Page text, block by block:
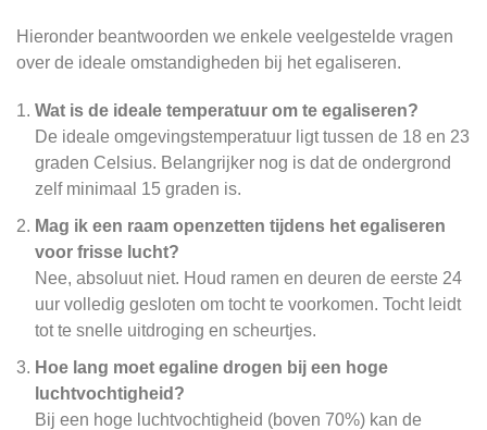
Hieronder beantwoorden we enkele veelgestelde vragen
over de ideale omstandigheden bij het egaliseren.
Wat is de ideale temperatuur om te egaliseren?
De ideale omgevingstemperatuur ligt tussen de 18 en 23
graden Celsius. Belangrijker nog is dat de ondergrond
zelf minimaal 15 graden is.
Mag ik een raam openzetten tijdens het egaliseren
voor frisse lucht?
Nee, absoluut niet. Houd ramen en deuren de eerste 24
uur volledig gesloten om tocht te voorkomen. Tocht leidt
tot te snelle uitdroging en scheurtjes.
Hoe lang moet egaline drogen bij een hoge
luchtvochtigheid?
Bij een hoge luchtvochtigheid (boven 70%) kan de